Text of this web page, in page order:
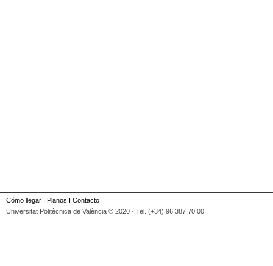
Cómo llegar I Planos I Contacto
Universitat Politècnica de València © 2020 · Tel. (+34) 96 387 70 00